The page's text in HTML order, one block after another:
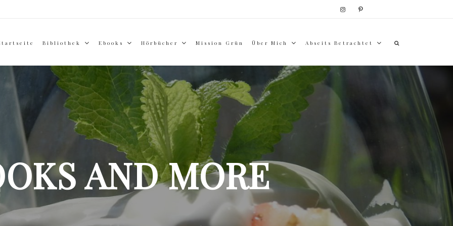
Bibliothek Ebooks Hörbücher Mission Grün Über Mich Abseits Betrachtet
AND MORE